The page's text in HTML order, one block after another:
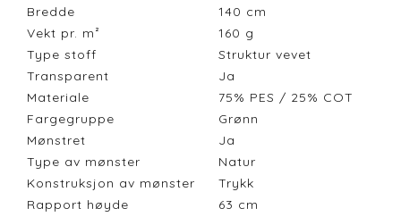
Bredde 140 cm
Vekt pr. m²
160 g
Type stoff
Struktur vevet
Transparent
Ja
Materiale
75% PES / 25% COT
Fargegruppe
Grønn
Mønstret
Ja
Type av mønster
Natur
Konstruksjon av mønster
Trykk
Rapport høyde
63 cm